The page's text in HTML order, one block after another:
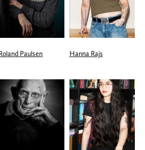
Paulsen Hanna Rajs